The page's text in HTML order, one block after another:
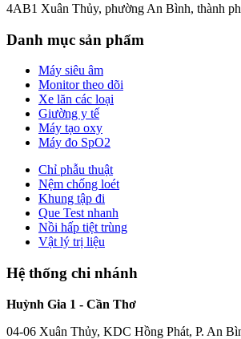
4AB1 Xuân Thủy, phường An Bình, thành
Danh mục sản phẩm
Máy siêu âm
Monitor theo dõi
Xe lăn các loại
Giường y tế
Máy tạo oxy
Máy đo SpO2
Chỉ phẫu thuật
Nệm chống loét
Khung tập đi
Que Test nhanh
Nồi hấp tiệt trùng
Vật lý trị liệu
Hệ thống chi nhánh
Huỳnh Gia 1 - Cần Thơ
04-06 Xuân Thủy, KDC Hồng Phát, P. An